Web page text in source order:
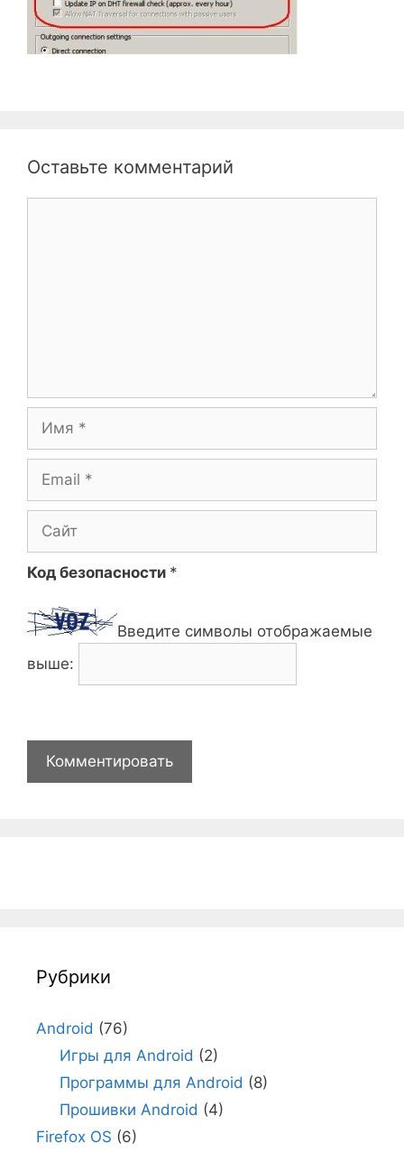
Оставьте комментарий
Код безопасности *
Введите символы отображаемые
выше:
Рубрики
Android (76)
Игры для Android (2)
Программы для Android (8)
Прошивки Android (4)
Firefox OS (6)